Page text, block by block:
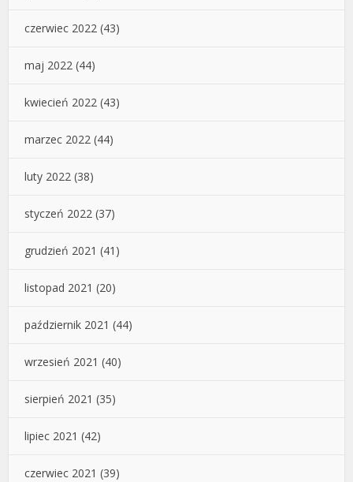
czerwiec 2022 (43)
maj 2022 (44)
kwiecień 2022 (43)
marzec 2022 (44)
luty 2022 (38)
styczeń 2022 (37)
grudzień 2021 (41)
listopad 2021 (20)
październik 2021 (44)
wrzesień 2021 (40)
sierpień 2021 (35)
lipiec 2021 (42)
czerwiec 2021 (39)